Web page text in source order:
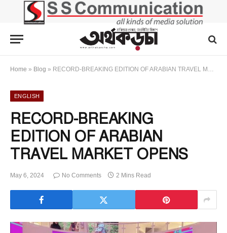
Home » Blog » RECORD-BREAKING EDITION OF ARABIAN TRAVEL MARKET OPENS
ENGLISH
RECORD-BREAKING
EDITION OF ARABIAN
TRAVEL MARKET OPENS
May 6, 2024 No Comments 2 Mins Read